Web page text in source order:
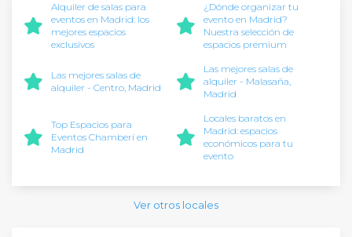
Alquiler de salas para
eventos en Madrid: los
mejores espacios
exclusivos
¿Dónde organizar tu
evento en Madrid?
Nuestra selección de
espacios premium
Las mejores salas de
alquiler - Centro, Madrid
Las mejores salas de
alquiler - Malasaña,
Madrid
Top Espacios para
Eventos Chamberí en
Madrid
Locales baratos en
Madrid: espacios
económicos para tu
evento
Ver otros locales